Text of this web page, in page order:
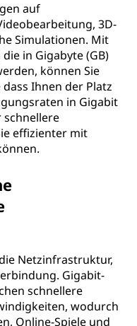
auf
3D-
Simulationen. Mit
in Gigabyte (GB)
können Sie
Ihnen der Platz
in Gigabit
schnellere
effizienter mit
Netzinfrastruktur,
Gigabit-
schnellere
wodurch
Online-Spiele und